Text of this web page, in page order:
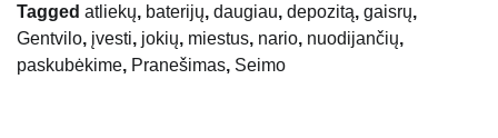
Tagged atliekų, baterijų, daugiau, depozitą, gaisrų,
Gentvilo, įvesti, jokių, miestus, nario, nuodijančių,
paskubėkime, Pranešimas, Seimo